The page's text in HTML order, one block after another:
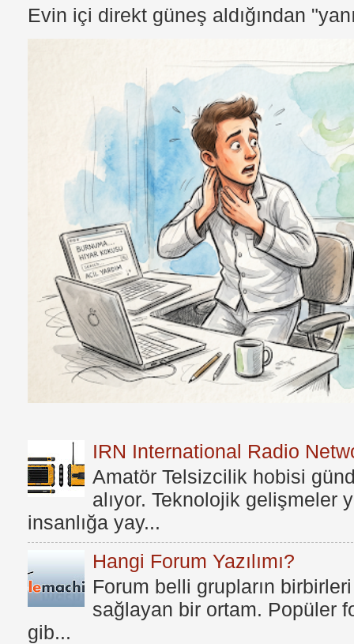
Evin içi direkt güneş aldığından
IRN International Radio
Amatör Telsizcilik hobisi
alıyor. Teknolojik gelişmeler
insanlığa yay...
Hangi Forum Yazılımı?
Forum belli grupların
sağlayan bir ortam. Popüler
gib...